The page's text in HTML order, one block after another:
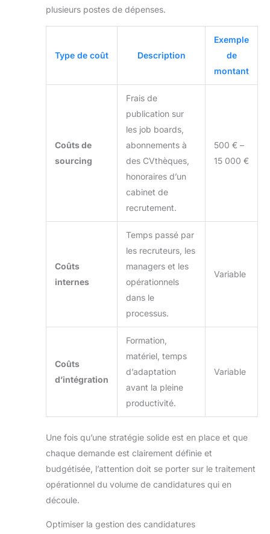
plusieurs postes de dépenses.
Type de coût Description
Exemple
de
montant
Coûts de
sourcing
Frais de
publication sur
les job boards,
abonnements à
des CVthèques,
honoraires d’un
cabinet de
recrutement.
500 € –
15 000 €
Coûts
internes
Temps passé par
les recruteurs, les
managers et les
opérationnels
dans le
processus.
Variable
Coûts
d’intégration
Formation,
matériel, temps
d’adaptation
avant la pleine
productivité.
Variable
Une fois qu’une stratégie solide est en place et que
chaque demande est clairement définie et
budgétisée, l’attention doit se porter sur le traitement
opérationnel du volume de candidatures qui en
découle.
Optimiser la gestion des candidatures